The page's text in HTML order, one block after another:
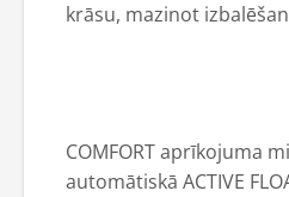
krāsu, mazinot
COMFORT aprīkojuma
automātiskā ACTIVE